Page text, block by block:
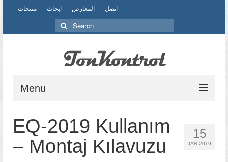
منتجات ابحاث المعارض اتصل
Search
for:
Menu
ابحاث 15
JAN 2019
EQ-2019 Kullanım
– Montaj Kılavuzu